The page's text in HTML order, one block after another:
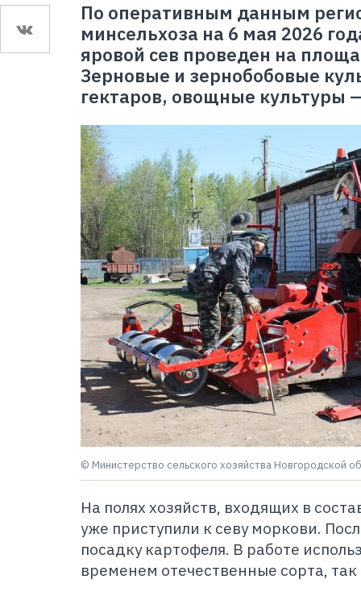
По оперативным данным
минсельхоза на 6 мая 2026
яровой сев проведен на
Зерновые и зернобобовые
гектаров, овощные культуры
© Министерство сельского хозяйства Новгородской
На полях хозяйств, входящих в
уже приступили к севу моркови.
посадку картофеля. В работе
временем отечественные сорта,